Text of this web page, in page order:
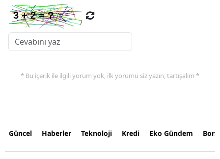
* Bu içerik ile ilgili yorum yok, ilk yorumu siz yazın, tartışalım *
Güncel Haberler Teknoloji Kredi Eko Gündem